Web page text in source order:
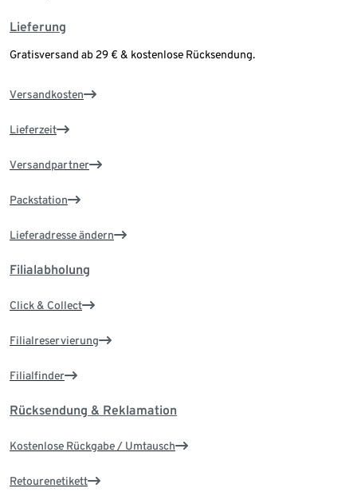
Lieferung
Gratisversand ab 29 € & kostenlose Rücksendung.
Versandkosten
Lieferzeit
Versandpartner
Packstation
Lieferadresse ändern
Filialabholung
Click & Collect
Filialreservierung
Filialfinder
Rücksendung & Reklamation
Kostenlose Rückgabe / Umtausch
Retourenetikett